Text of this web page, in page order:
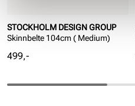
STOCKHOLM DESIGN GROUP
Skinnbelte 104cm ( Medium)
Pris
499,-